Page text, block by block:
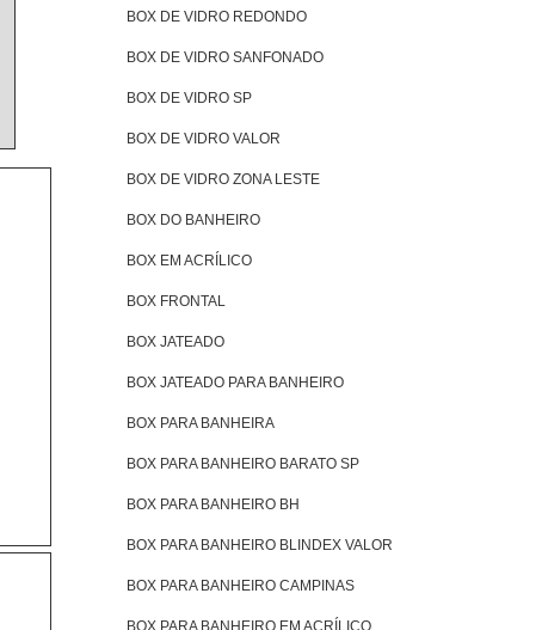
BOX DE VIDRO REDONDO
BOX DE VIDRO SANFONADO
BOX DE VIDRO SP
BOX DE VIDRO VALOR
BOX DE VIDRO ZONA LESTE
BOX DO BANHEIRO
BOX EM ACRÍLICO
BOX FRONTAL
BOX JATEADO
BOX JATEADO PARA BANHEIRO
BOX PARA BANHEIRA
BOX PARA BANHEIRO BARATO SP
BOX PARA BANHEIRO BH
BOX PARA BANHEIRO BLINDEX VALOR
BOX PARA BANHEIRO CAMPINAS
BOX PARA BANHEIRO EM ACRÍLICO